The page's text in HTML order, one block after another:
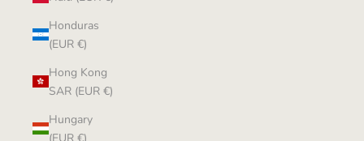
Honduras
(EUR €)
Hong Kong
SAR (EUR €)
Hungary